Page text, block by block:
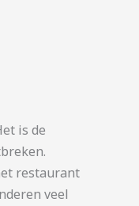
is de
restaurant
veel